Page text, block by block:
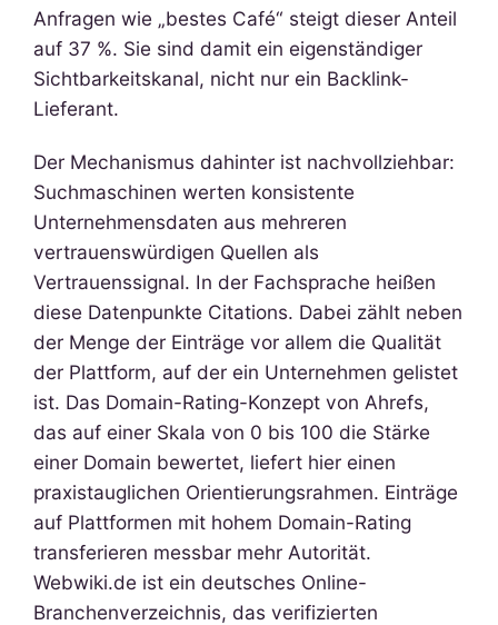
Anfragen wie „bestes Café“ steigt dieser Anteil
auf 37 %. Sie sind damit ein eigenständiger
Sichtbarkeitskanal, nicht nur ein Backlink-
Lieferant.
Der Mechanismus dahinter ist nachvollziehbar:
Suchmaschinen werten konsistente
Unternehmensdaten aus mehreren
vertrauenswürdigen Quellen als
Vertrauenssignal. In der Fachsprache heißen
diese Datenpunkte Citations. Dabei zählt neben
der Menge der Einträge vor allem die Qualität
der Plattform, auf der ein Unternehmen gelistet
ist. Das Domain-Rating-Konzept von Ahrefs,
das auf einer Skala von 0 bis 100 die Stärke
einer Domain bewertet, liefert hier einen
praxistauglichen Orientierungsrahmen. Einträge
auf Plattformen mit hohem Domain-Rating
transferieren messbar mehr Autorität.
Webwiki.de ist ein deutsches Online-
Branchenverzeichnis, das verifizierten